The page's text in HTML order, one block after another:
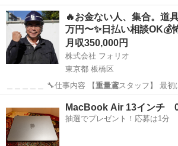
度技術を身…
埼玉 北葛飾郡 鳶職 未経験
🔥お金ない人、集合。道
万円〜✨日払い相談
月収350,000円
株式会社 フォリオ
東京都 板橋区
＿＿＿＿＿ 🔧仕事内容 【重量鳶 スタッ
MacBook Air 13インチ
抽選でプレゼント！応募は1分